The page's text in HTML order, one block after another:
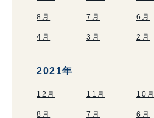
8月 7月 6月
4月 3月 2月
2021年
12月 11月 10月
8月 7月 6月